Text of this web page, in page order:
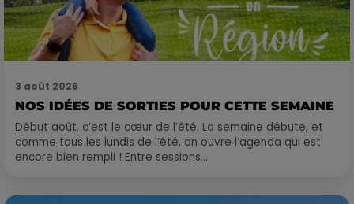
3 août 2026
NOS IDÉES DE SORTIES POUR CETTE SEMAINE
Début août, c’est le cœur de l’été. La semaine débute, et
comme tous les lundis de l’été, on ouvre l’agenda qui est
encore bien rempli ! Entre sessions...